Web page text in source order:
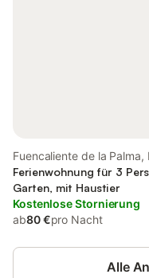
Fuencaliente de la Palma,
Palma Süd
Ferienwohnung für 3
Garten, mit Haustier
Kostenlose Stornierung
ab80 €pro Nacht
Alle